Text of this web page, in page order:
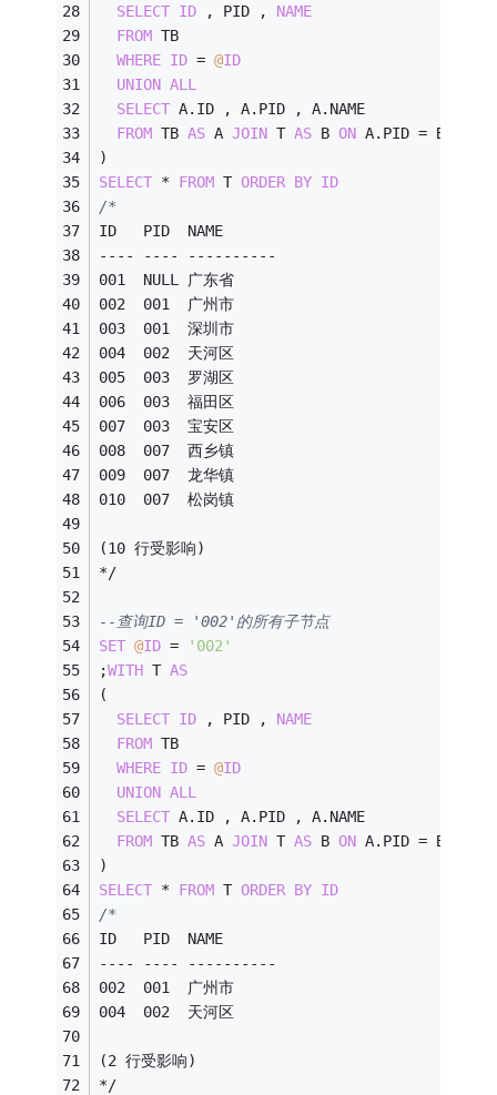
SELECT ID , PID , NAME
FROM TB
WHERE ID = @ID
UNION ALL
SELECT A.ID , A.PID , A.NAME
FROM TB AS A JOIN T AS B ON A.PID = B.ID
)
SELECT * FROM T ORDER BY ID
/*
ID   PID  NAME
---- ---- ----------
001  NULL 广东省
002  001  广州市
003  001  深圳市
004  002  天河区
005  003  罗湖区
006  003  福田区
007  003  宝安区
008  007  西乡镇
009  007  龙华镇
010  007  松岗镇
(10 行受影响)
*/
--查询ID = '002'的所有子节点
SET @ID =
'002'
;WITH T AS
(
SELECT ID , PID , NAME
FROM TB
WHERE ID = @ID
UNION ALL
SELECT A.ID , A.PID , A.NAME
FROM TB AS A JOIN T AS B ON A.PID = B.ID
)
SELECT * FROM T ORDER BY ID
/*
ID   PID  NAME
---- ---- ----------
002  001  广州市
004  002  天河区
(2 行受影响)
*/